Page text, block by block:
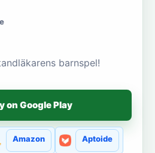
barnspel!
on Google Play
Amazon Aptoide